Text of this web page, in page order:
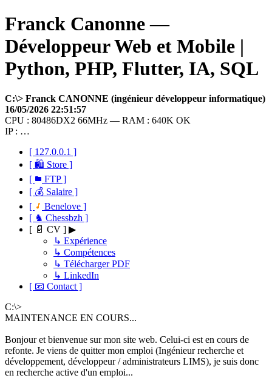
Franck Canonne —
Développeur Web et Mobile |
Python, PHP, Flutter, IA, SQL
C:\> Franck CANONNE (ingénieur développeur informatique)
16/05/2026 22:51:57
CPU : 80486DX2 66MHz — RAM : 640K OK
IP : …
[ 127.0.0.1 ]
[ 🛍 Store ]
[
FTP ]
[ 💰 Salaire ]
[
Benelove ]
[ ♞ Chessbzh ]
[ 📄 CV ] ▶
↳ Expérience
↳ Compétences
↳ Télécharger PDF
↳ LinkedIn
[ 📧 Contact ]
C:\>
MAINTENANCE EN COURS...
Bonjour et bienvenue sur mon site web. Celui-ci est en cours de
refonte. Je viens de quitter mon emploi (Ingénieur recherche et
développement, développeur / administrateurs LIMS), je suis donc
en recherche active d'un emploi...